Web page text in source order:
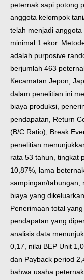
peternak sapi potong
anggota kelompok
telah menjadi
minimal 1 ekor.
adalah purposive
berjumlah 463
Kecamatan Jepon,
dalam penelitian ini
biaya produksi,
pendapatan, Return
(B/C Ratio), Break
penelitian
rata 53 tahun, tingkat
10,87%, lama
sampingan/tabungan,
biaya yang
Penerimaan total
pendapatan yang
analisis data
0,17, nilai BEP Unit
dan Payback period
bahwa usaha